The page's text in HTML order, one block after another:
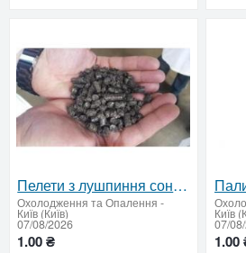
Пелети з лушпиння соняшника оптом — від 22 тонн
Охолодження та Опалення -
Київ (Київ)
07/08/2026
1.00 ₴
Київ
07/
1.00